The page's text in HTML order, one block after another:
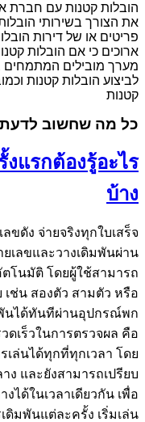
הובלות קטנות עם חברת
את הצורך בשירותי
פריטים או של דירות
ארוכים כי אם הובלות
מערך מובילים המתמחים
לביצוע הובלות קטנות
קטנות
כל מה שחשוב לדעת
งแรกต้องรู้อะไร
บ้าง
ขดัง จ่ายจริงทุกใบเสร็จ
เลขและวางเดิมพันผ่าน
โนมัติ โดยผู้ใช้สามารถ
ช่น สองตัว สามตัว หรือ
นได้ทันทีผ่านอุปกรณ์พก
เร็วในการตรวจผล คือ
ล่นได้ทุกที่ทุกเวลา โดย
และยังสามารถเปรียบ
ได้ในเวลาเดียวกัน เพื่อ
มพันแต่ละครั้ง เริ่มเล่น